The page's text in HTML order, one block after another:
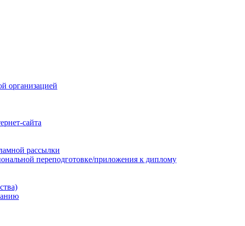
организацией
сайта
рассылки
переподготовке/приложения к диплому